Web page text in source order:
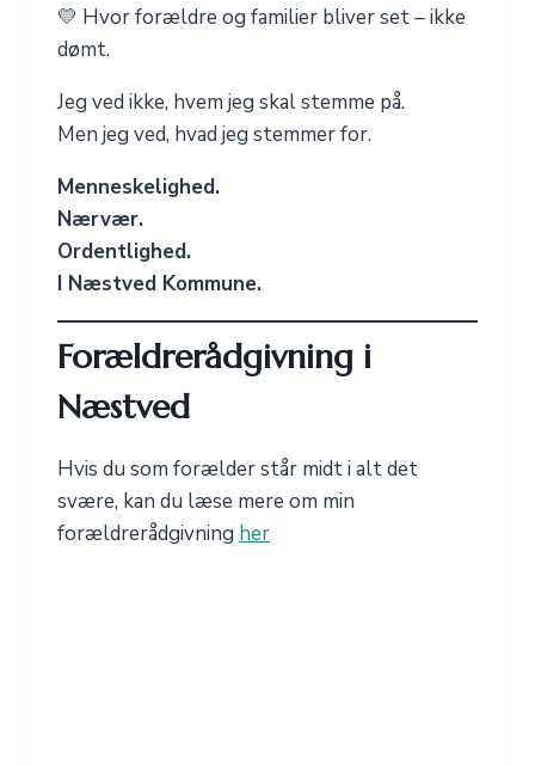
💛 Hvor forældre og familier bliver set – ikke
dømt.
Jeg ved ikke, hvem jeg skal stemme på.
Men jeg ved, hvad jeg stemmer for.
Menneskelighed.
Nærvær.
Ordentlighed.
I Næstved Kommune.
Forældrerådgivning i
Næstved
Hvis du som forælder står midt i alt det
svære, kan du læse mere om min
forældrerådgivning her